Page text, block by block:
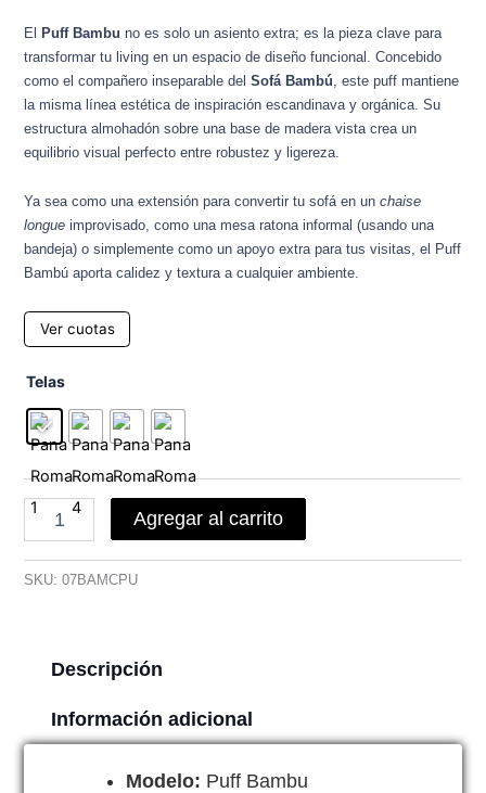
El Puff Bambu no es solo un asiento extra; es la pieza clave para
transformar tu living en un espacio de diseño funcional. Concebido
como el compañero inseparable delSofá Bambú , este puff mantiene
la misma línea estética de inspiración escandinava y orgánica. Su
estructura almohadón sobre una base de madera vista crea un
equilibrio visual perfecto entre robustez y ligereza.
Ya sea como una extensión para convertir tu sofá en unchaise
longue improvisado, como una mesa ratona informal (usando una
bandeja) o simplemente como un apoyo extra para tus visitas, el Puff
Bambú aporta calidez y textura a cualquier ambiente.
Ver cuotas
Telas
Puff
cantidad
Agregar al carrito
SKU:07BAMCPU
Descripción
Información adicional
Modelo: Puff Bambu